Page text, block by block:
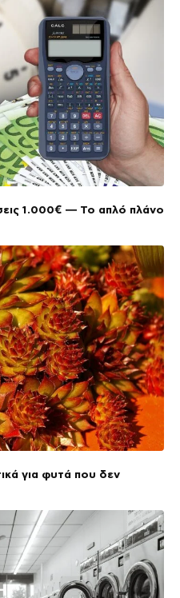
1.000€ — Το απλό πλάνο
για φυτά που δεν